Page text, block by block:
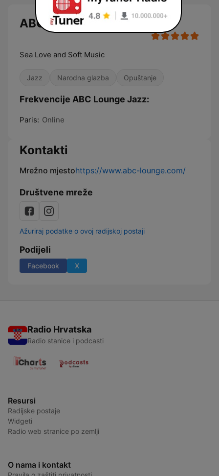
ABC Lounge Jazz
Sea Love and Soft Music
Jazz Narodna glazba Opuštanje
Frekvencije ABC Lounge Jazz:
Paris: Online
Kontakti
Mrežno mjestohttps://www.abc-lounge.com/
Društvene mreže
Ažuriraj podatke o ovoj radijskoj postaji
Podijeli
Facebook X
Radio Hrvatska
Radio stanice i podcasti
Resursi
Radijske postaje
Widgeti
Radio web stranice po zemlji
O nama i kontakt